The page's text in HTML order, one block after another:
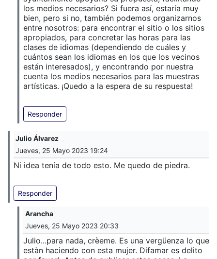
los medios necesarios? Si fuera así, estaría muy
bien, pero si no, también podemos organizarnos
entre nosotros: para encontrar el sitio o los sitios
apropiados, para concretar las horas para las
clases de idiomas (dependiendo de cuáles y
cuántos sean los idiomas en los que los vecinos
están interesados), y encontrando por nuestra
cuenta los medios necesarios para las muestras
artísticas. ¡Quedo a la espera de su respuesta!
Responder
Julio Álvarez
Jueves, 25 Mayo 2023 19:24
Ni idea tenía de todo esto. Me quedo de piedra.
Responder
Arancha
Jueves, 25 Mayo 2023 20:33
Julio...para nada, crèeme. Es una vergüenza lo que
estàn haciendo con esta mujer. Difamar es delito